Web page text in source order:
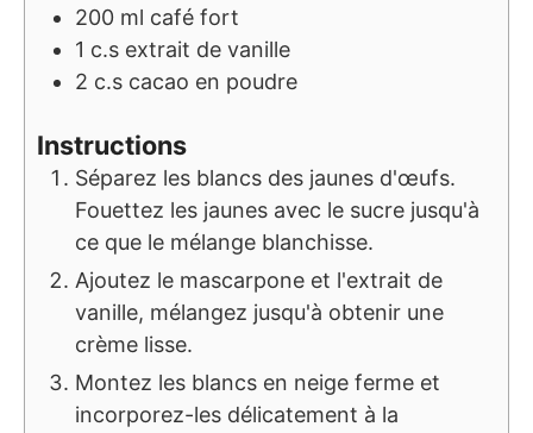
200 ml café fort
1 c.s extrait de vanille
2 c.s cacao en poudre
Instructions
Séparez les blancs des jaunes d'œufs.
Fouettez les jaunes avec le sucre jusqu'à
ce que le mélange blanchisse.
Ajoutez le mascarpone et l'extrait de
vanille, mélangez jusqu'à obtenir une
crème lisse.
Montez les blancs en neige ferme et
incorporez-les délicatement à la